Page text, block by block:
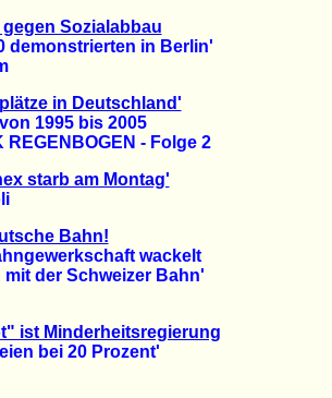
Sozialabbau
in Berlin'
in Deutschland'
bis 2005
- Folge 2
starb am Montag'
Bahn!
wackelt
Schweizer Bahn'
ist Minderheitsregierung
20 Prozent'